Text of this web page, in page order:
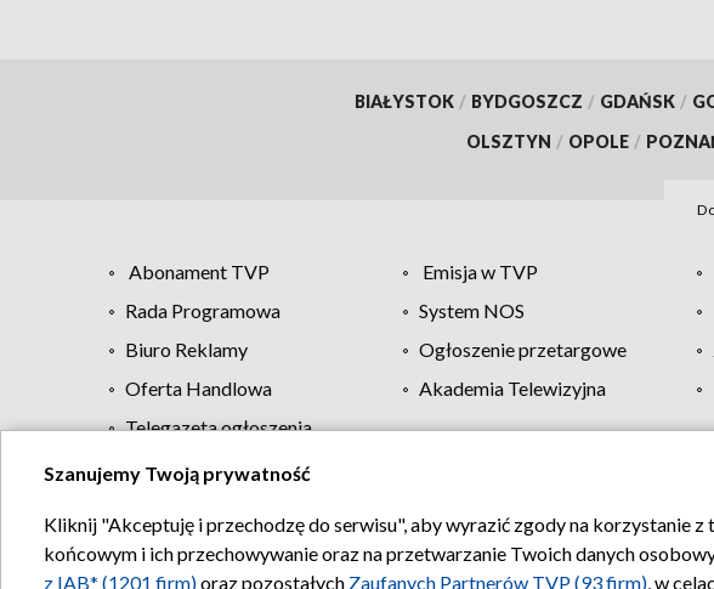
BIAŁYSTOK / BYDGOSZCZ / GDAŃSK /
OLSZTYN / OPOLE /
Abonament TVP Emisja w TVP
Rada Programowa
System NOS
Biuro Reklamy
Ogłoszenie przetargowe
Oferta Handlowa
Akademia Telewizyjna
Telegazeta ogłoszenia
Regulamin TVP Polityka
Szanujemy Twoją prywatność
Kliknij "Akceptuję i przechodzę do serwisu", aby wyrazić zgody na korzystanie
końcowym i ich przechowywanie oraz na przetwarzanie Twoich danych
z IAB* (1201 firm)oraz pozostałych Zaufanych Partnerów TVP (93 firm), w